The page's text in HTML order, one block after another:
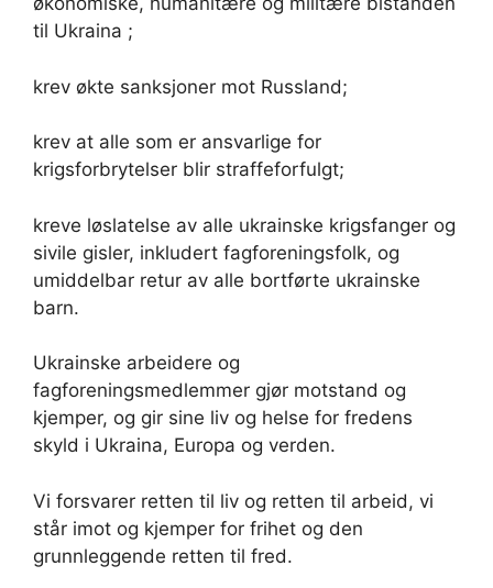
til Ukraina ;
krev økte sanksjoner mot Russland;
krev at alle som er ansvarlige for
krigsforbrytelser blir straffeforfulgt;
kreve løslatelse av alle ukrainske krigsfanger og
sivile gisler, inkludert fagforeningsfolk, og
umiddelbar retur av alle bortførte ukrainske
barn.
Ukrainske arbeidere og
fagforeningsmedlemmer gjør motstand og
kjemper, og gir sine liv og helse for fredens
skyld i Ukraina, Europa og verden.
Vi forsvarer retten til liv og retten til arbeid, vi
står imot og kjemper for frihet og den
grunnleggende retten til fred.